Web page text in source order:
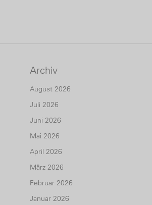
Archiv
August 2026
Juli 2026
Juni 2026
Mai 2026
April 2026
März 2026
Februar 2026
Januar 2026